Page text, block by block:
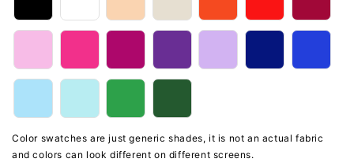
Color swatches are just generic shades, it is not an actual fabric
and colors can look different on different screens.